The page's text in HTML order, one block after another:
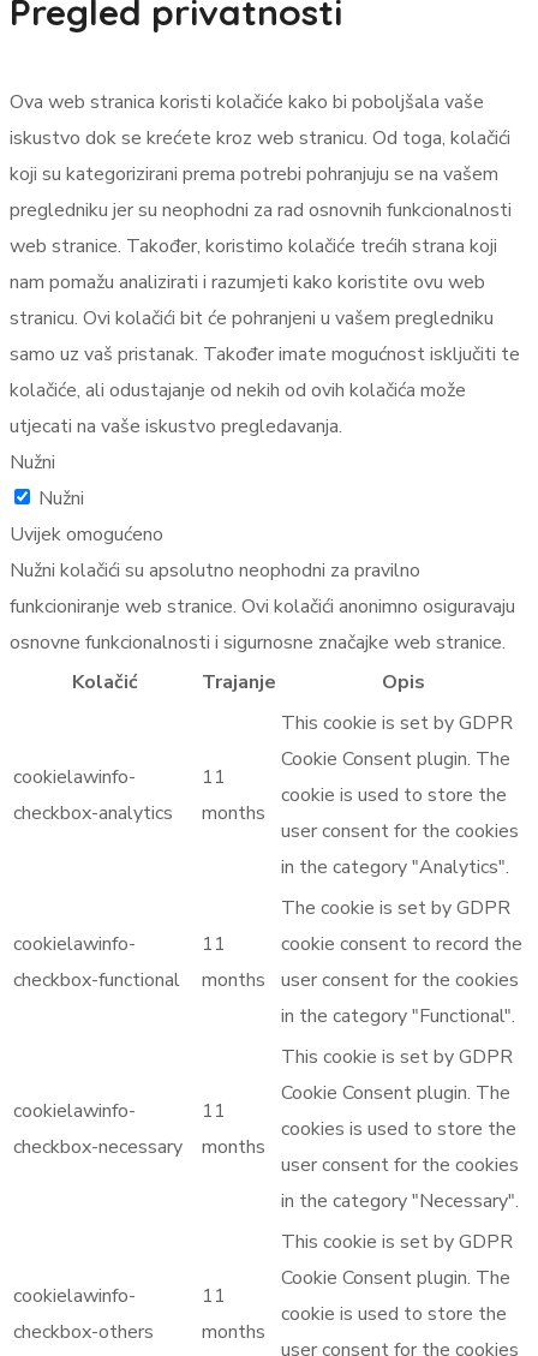
Pregled privatnosti
Ova web stranica koristi kolačiće kako bi poboljšala vaše
iskustvo dok se krećete kroz web stranicu. Od toga, kolačići
koji su kategorizirani prema potrebi pohranjuju se na vašem
pregledniku jer su neophodni za rad osnovnih funkcionalnosti
web stranice. Također, koristimo kolačiće trećih strana koji
nam pomažu analizirati i razumjeti kako koristite ovu web
stranicu. Ovi kolačići bit će pohranjeni u vašem pregledniku
samo uz vaš pristanak. Također imate mogućnost isključiti te
kolačiće, ali odustajanje od nekih od ovih kolačića može
utjecati na vaše iskustvo pregledavanja.
Nužni
Nužni
Uvijek omogućeno
Nužni kolačići su apsolutno neophodni za pravilno
funkcioniranje web stranice. Ovi kolačići anonimno osiguravaju
osnovne funkcionalnosti i sigurnosne značajke web stranice.
Kolačić
Trajanje Opis
cookielawinfo-
checkbox-analytics
11
months
This cookie is set by GDPR
Cookie Consent plugin. The
cookie is used to store the
user consent for the cookies
in the category "Analytics".
cookielawinfo-
checkbox-functional
11
months
The cookie is set by GDPR
cookie consent to record the
user consent for the cookies
in the category "Functional".
cookielawinfo-
checkbox-necessary
11
months
This cookie is set by GDPR
Cookie Consent plugin. The
cookies is used to store the
user consent for the cookies
in the category "Necessary".
cookielawinfo-
checkbox-others
11
months
This cookie is set by GDPR
Cookie Consent plugin. The
cookie is used to store the
user consent for the cookies